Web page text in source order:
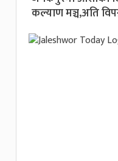
कल्याण मञ्च,अति